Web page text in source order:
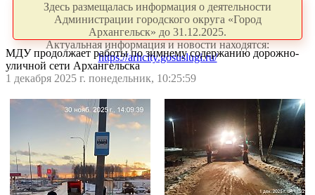
Здесь размещалась информация о деятельности
Администрации городского округа «Город
Архангельск» до 31.12.2025.
Актуальная информация и новости находятся:
https://arhcity.gosuslugi.ru/
МДУ продолжает работы по зимнему содержанию дорожно-
уличной сети Архангельска
1 декабря 2025 г. понедельник, 10:25:59